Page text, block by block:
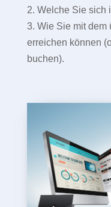
2. Welche Sie sich
3. Wie Sie mit dem
erreichen können
buchen).